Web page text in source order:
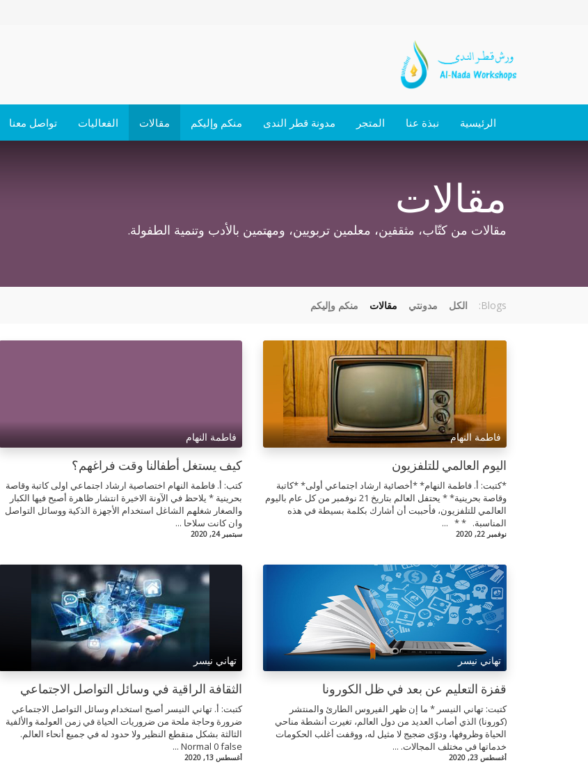
الرئيسية نبذة عنا المتجر مدونة قطر الندى منكم وإليكم مقالات الفعاليات تواصل معنا
مقالات
مقالات من كتّاب، مثقفين، معلمين تربويين، ومهتمين بالأدب وتنمية الطفولة.
Blogs: الكل مدونتي مقالات منكم وإليكم
فاطمة النهام
اليوم العالمي للتلفزيون
*كتبت: أ. فاطمة النهام* *أخصائية ارشاد اجتماعي أولى* *كاتبة
وقاصة بحرينية* * يحتفل العالم بتاريخ 21 نوفمبر من كل عام باليوم
العالمي للتلفزيون، فأحببت أن أشارك بكلمة بسيطة في هذه
المناسبة. * * ...
نوفمبر 22, 2020
فاطمة النهام
كيف يستغل أطفالنا وقت فراغهم؟
كتب: أ. فاطمة النهام اختصاصية ارشاد اجتماعي اولى كاتبة وقاصة
بحرينية * يلاحظ في الآونة الاخيرة انتشار ظاهرة أصبح فيها الكبار
والصغار شغلهم الشاغل استخدام الأجهزة الذكية ووسائل التواصل
وان كانت سلاحا ...
سبتمبر 24, 2020
تهاني نيسر
قفزة التعليم عن بعد في ظل الكورونا
كتبت: تهاني النيسر * ما إن ظهر الفيروس الطارئ والمنتشر
(كورونا) الذي أصاب العديد من دول العالم، تغيرت أنشطة مناحي
الحياة وظروفها، ودوّى ضجيج لا مثيل له، ووقفت أغلب الحكومات
خدماتها في مختلف المجالات. ...
أغسطس 23, 2020
تهاني نيسر
الثقافة الراقية في وسائل التواصل الاجتماعي
كتبت: أ. تهاني النيسر أصبح استخدام وسائل التواصل الاجتماعي
ضرورة وحاجة ملحة من ضروريات الحياة في زمن العولمة والألفية
الثالثة بشكل منقطع النظير ولا حدود له في جميع أنحاء العالم.
Normal 0 false ...
أغسطس 13, 2020